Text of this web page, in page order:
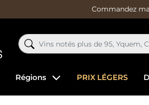
Commandez
Régions PRIX LÉGERS